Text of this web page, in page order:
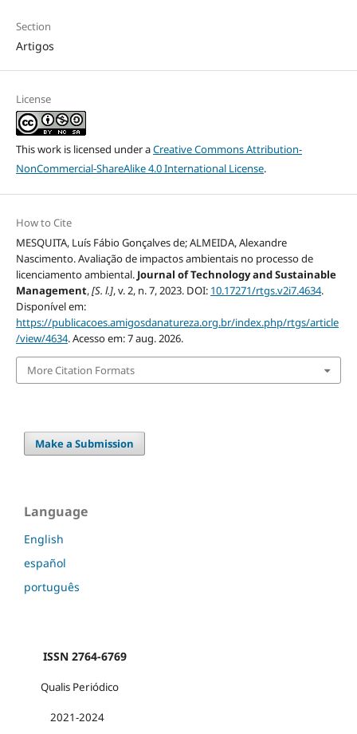
Section
Artigos
License
This work is licensed under aCreative Commons Attribution-
NonCommercial-ShareAlike 4.0 International License.
How to Cite
MESQUITA, Luís Fábio Gonçalves de; ALMEIDA, Alexandre
Nascimento. Avaliação de impactos ambientais no processo de
licenciamento ambiental. Journal of Technology and Sustainable
Management,[S. l.], v. 2, n. 7, 2023. DOI: 10.17271/rtgs.v2i7.4634.
Disponível em:
https://publicacoes.amigosdanatureza.org.br/index.php/rtgs/article
/view/4634. Acesso em: 7 aug. 2026.
More Citation Formats
Make a Submission
Language
English
español
português
ISSN 2764-6769
Qualis Periódico
2021-2024